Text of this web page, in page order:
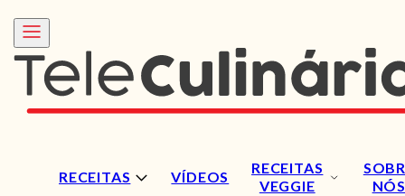
RECEITAS VÍDEOS
RECEITAS
VEGGIE
NÓS